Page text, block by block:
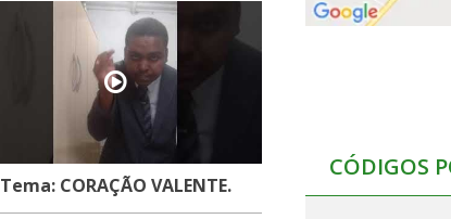
Tema: CORAÇÃO VALENTE.
CÓDIGOS